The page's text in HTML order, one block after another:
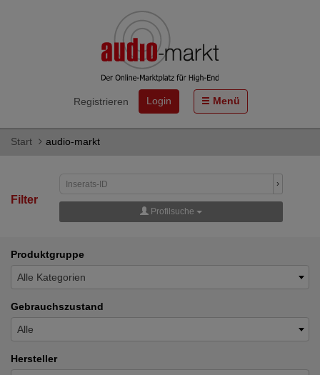
Registrieren Login Menü
Start audio-markt
Filter
›
Profilsuche
Produktgruppe
Alle Kategorien
Gebrauchszustand
Alle
Hersteller